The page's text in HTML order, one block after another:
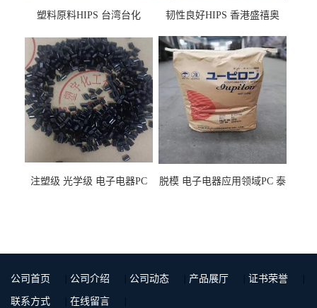
塑料原料HIPS 台湾台化
用料
韧性良好HIPS 香港盛禧奥
注塑级 光学级 电子电器PC
脱模 电子电器应用领域PC 泰
公司首页 公司介绍 公司动态 产品展厅 证书荣誉
联系方式 在线留言